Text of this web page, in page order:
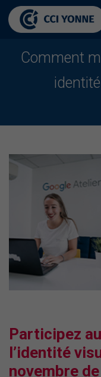
Comment
Participez
l’identité
novembre